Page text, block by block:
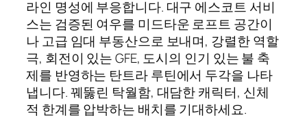
라인 명성에 부응합니다. 대구 에스코트 서비
스는 검증된 여우를 미드타운 로프트 공간이
나 고급 임대 부동산으로 보내며, 강렬한 역할
극, 회전이 있는 GFE, 도시의 인기 있는 불 축
제를 반영하는 탄트라 루틴에서 두각을 나타
냅니다. 꿰뚫린 탁월함, 대담한 캐릭터, 신체
적 한계를 압박하는 배치를 기대하세요.